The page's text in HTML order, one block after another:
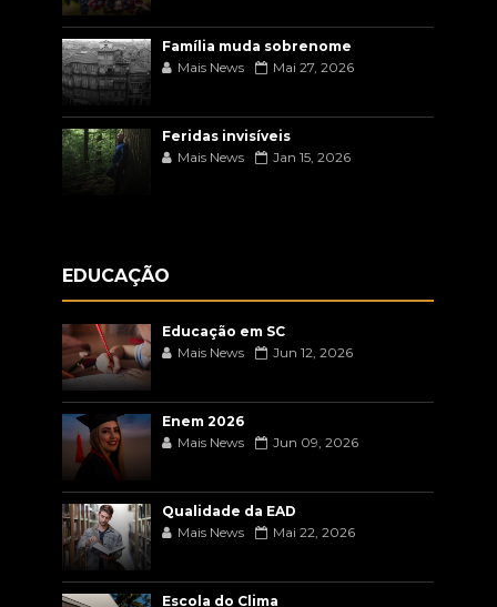
Família muda sobrenome
Mais News
Mai 27, 2026
Feridas invisíveis
Mais News
Jan 15, 2026
EDUCAÇÃO
Educação em SC
Mais News
Jun 12, 2026
Enem 2026
Mais News
Jun 09, 2026
Qualidade da EAD
Mais News
Mai 22, 2026
Escola do Clima